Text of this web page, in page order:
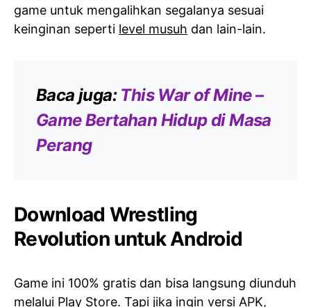
game untuk mengalihkan segalanya sesuai
keinginan seperti level musuh dan lain-lain.
Baca juga: This War of Mine –
Game Bertahan Hidup di Masa
Perang
Download Wrestling
Revolution untuk Android
Game ini 100% gratis dan bisa langsung diunduh
melalui Play Store. Tapi jika ingin versi APK,